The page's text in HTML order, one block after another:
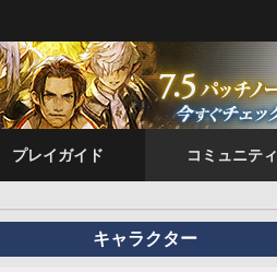
プレイガイド コミュニティ
キャラクター